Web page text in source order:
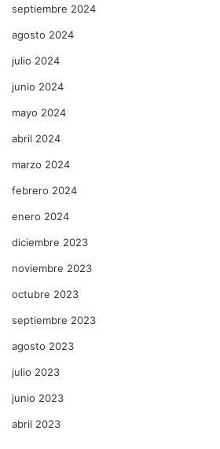
septiembre 2024
agosto 2024
julio 2024
junio 2024
mayo 2024
abril 2024
marzo 2024
febrero 2024
enero 2024
diciembre 2023
noviembre 2023
octubre 2023
septiembre 2023
agosto 2023
julio 2023
junio 2023
abril 2023